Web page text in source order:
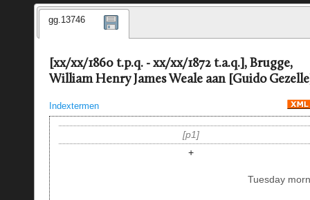
gg.13746
[xx/xx/1860 t.p.q. - xx/xx/1872 t.a.q.], Brugge,
William Henry James Weale aan [Guido
Indextermen
p1
+
Tuesday